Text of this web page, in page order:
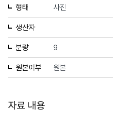
형태 사진
생산자
분량 9
원본여부 원본
자료 내용